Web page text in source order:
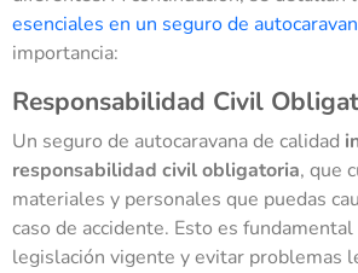
esenciales en un seguro de
importancia:
Responsabilidad Civil
Un seguro de autocaravana de calidad
responsabilidad civil obligatoria, que
materiales y personales que puedas
caso de accidente. Esto es
legislación vigente y evitar problemas